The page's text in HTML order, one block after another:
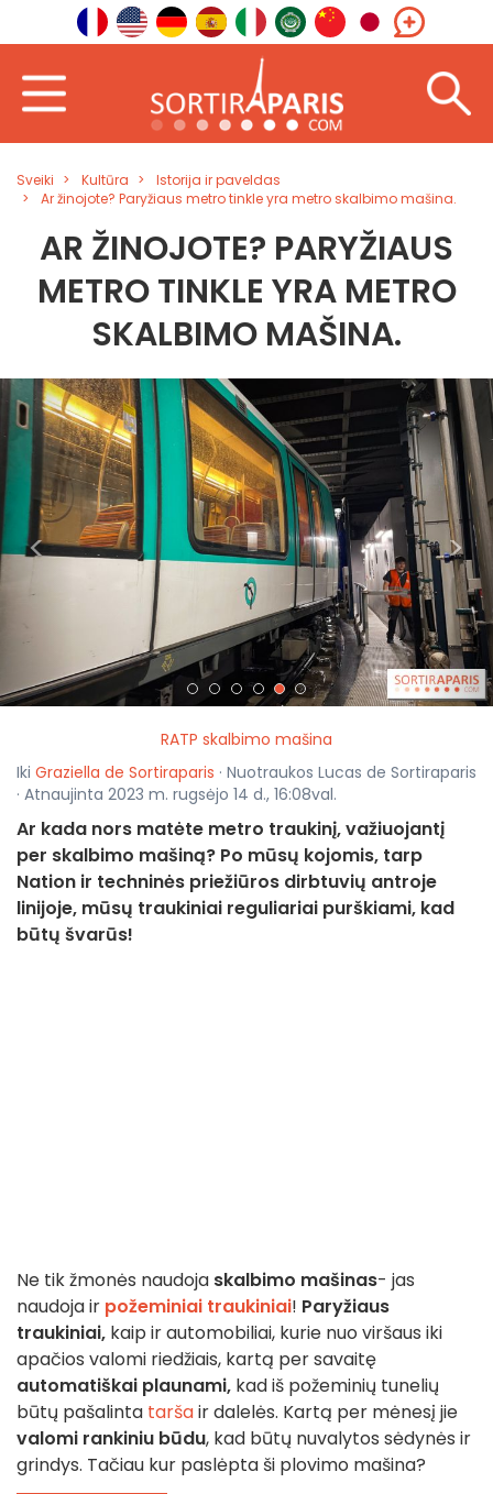
Sveiki Kultūra
Istorija ir paveldas
Ar žinojote? Paryžiaus metro tinkle yra metro skalbimo mašina.
AR ŽINOJOTE? PARYŽIAUS
METRO TINKLE YRA METRO
SKALBIMO MAŠINA.
< >
RATP skalbimo mašina
Iki Graziella de Sortiraparis · Nuotraukos Lucas de Sortiraparis
· Atnaujinta 2023 m. rugsėjo 14 d., 16:08val.
Ar kada nors matėte metro traukinį, važiuojantį
per skalbimo mašiną? Po mūsų kojomis, tarp
Nation ir techninės priežiūros dirbtuvių antroje
linijoje, mūsų traukiniai reguliariai purškiami, kad
būtų švarūs!
Ne tik žmonės naudoja skalbimo mašinas- jas
naudoja ir požeminiai traukiniai! Paryžiaus
traukiniai, kaip ir automobiliai, kurie nuo viršaus iki
apačios valomi riedžiais, kartą per savaitę
automatiškai plaunami, kad iš požeminių tunelių
būtų pašalinta taršair dalelės. Kartą per mėnesį jie
valomi rankiniu būdu, kad būtų nuvalytos sėdynės ir
grindys. Tačiau kur paslėpta ši plovimo mašina?